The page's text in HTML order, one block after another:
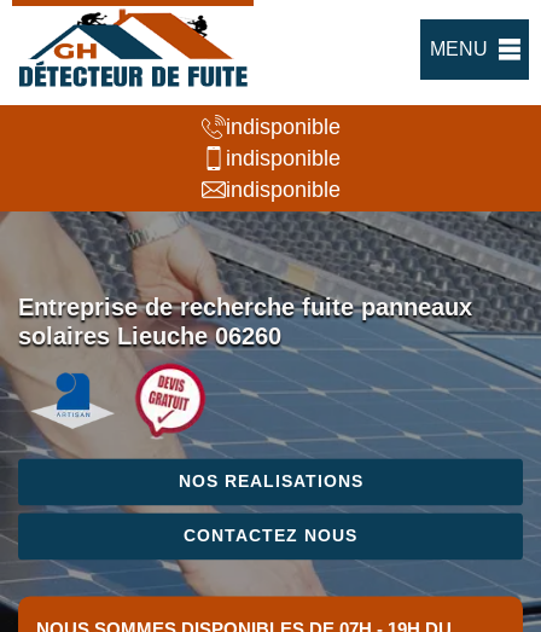
MENU
indisponible
indisponible
indisponible
Entreprise de recherche fuite panneaux
solaires Lieuche 06260
NOS REALISATIONS
CONTACTEZ NOUS